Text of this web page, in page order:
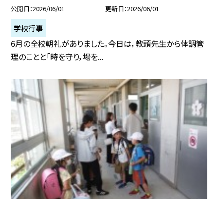
公開日 2026/06/01 更新日 2026/06/01
学校行事
6月の全校朝礼がありました。今日は，教頭先生から体調管
理のことと「時を守り，場を...